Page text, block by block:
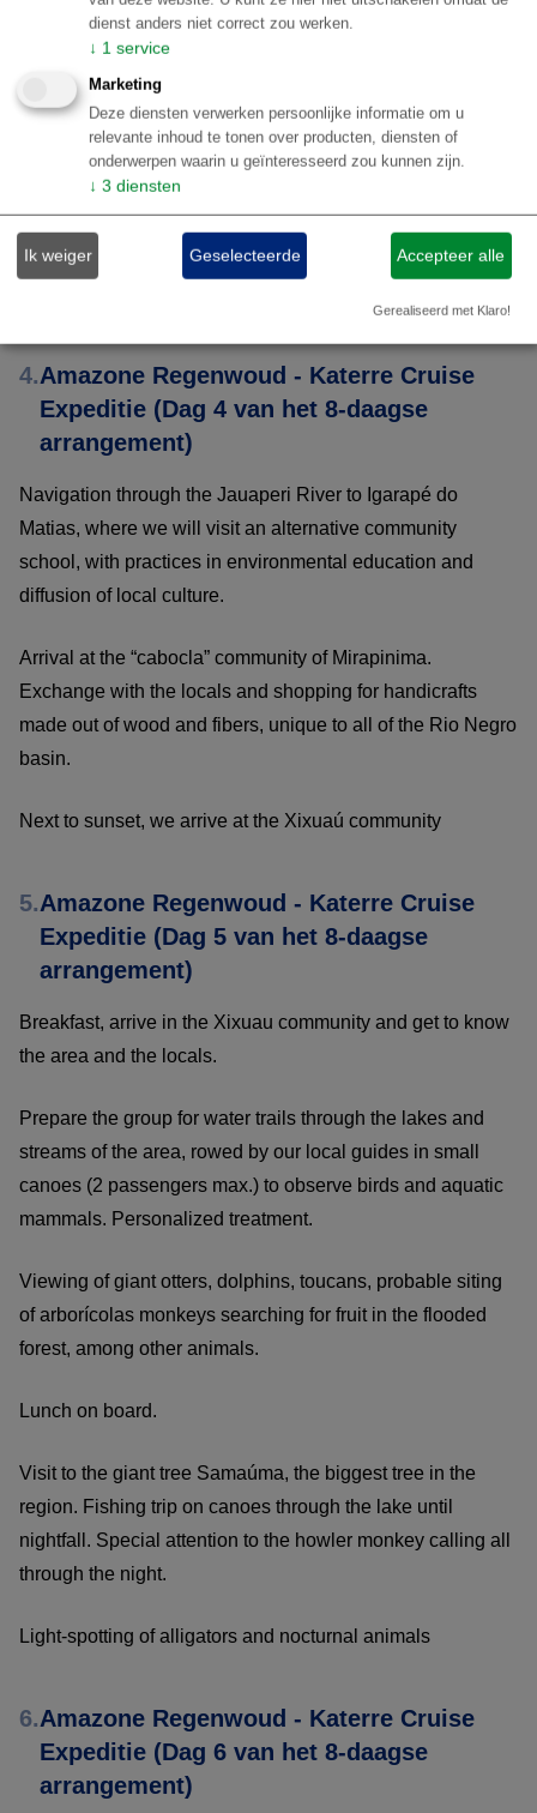
Speedboat trip up Gato’s stream, to a waterfall. Time to
relax among the nature.
Return to the boat. Lunch on board.
Navigation through the Birds slope, to the Moura village.
Exchange with the locals, purchase of supplies.
4.Amazone Regenwoud - Katerre Cruise
Expeditie (Dag 4 van het 8-daagse
arrangement)
Navigation through the Jauaperi River to Igarapé do
Matias, where we will visit an alternative community
school, with practices in environmental education and
diffusion of local culture.
Arrival at the “cabocla” community of Mirapinima.
Exchange with the locals and shopping for handicrafts
made out of wood and fibers, unique to all of the Rio Negro
basin.
Next to sunset, we arrive at the Xixuaú community
5.Amazone Regenwoud - Katerre Cruise
Expeditie (Dag 5 van het 8-daagse
arrangement)
Breakfast, arrive in the Xixuau community and get to know
the area and the locals.
Prepare the group for water trails through the lakes and
streams of the area, rowed by our local guides in small
canoes (2 passengers max.) to observe birds and aquatic
mammals. Personalized treatment.
Viewing of giant otters, dolphins, toucans, probable siting
of arborícolas monkeys searching for fruit in the flooded
forest, among other animals.
Lunch on board.
Visit to the giant tree Samaúma, the biggest tree in the
region. Fishing trip on canoes through the lake until
nightfall. Special attention to the howler monkey calling all
through the night.
Light-spotting of alligators and nocturnal animals
6.Amazone Regenwoud - Katerre Cruise
Expeditie (Dag 6 van het 8-daagse
arrangement)
dienst anders niet correct zou werken.
↓ 1 service
Marketing
Deze diensten verwerken persoonlijke informatie om u
relevante inhoud te tonen over producten, diensten of
onderwerpen waarin u geïnteresseerd zou kunnen zijn.
↓ 3 diensten
Ik weiger Geselecteerde Accepteer alle
Gerealiseerd met Klaro!